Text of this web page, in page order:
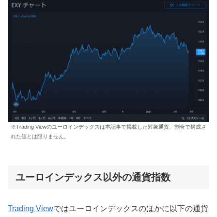
※Trading Viewのユーロインデックスは本記事で掲載した対象通貨、割合で構成さ
れた値とは限りません。
ユーロインデックス以外の通貨指数
Trading Viewではユーロインデックスのほかに以下の通貨